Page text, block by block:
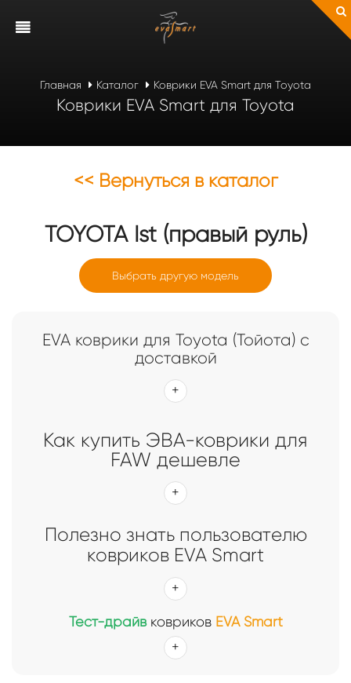
Главная Каталог Коврики EVA Smart для Toyota
Коврики EVA Smart для Toyota
<< Вернуться в каталог
TOYOTAIst (правый руль)
Выбрать другую модель
EVA коврики для Toyota (Тойота) с
доставкой
Как купить ЭВА-коврики для
FAW дешевле
Полезно знать пользователю
ковриков EVA Smart
Тест-драйвковриков EVA Smart